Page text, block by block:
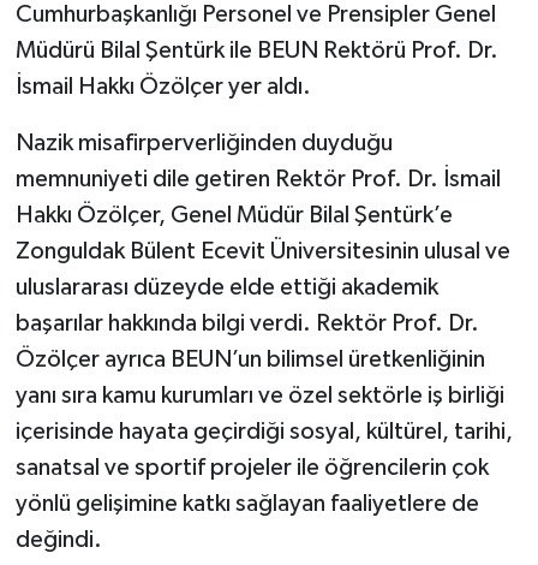
Cumhurbaşkanlığı Personel ve Prensipler Genel
Müdürü Bilal Şentürk ile BEUN Rektörü Prof. Dr.
İsmail Hakkı Özölçer yer aldı.
Nazik misafirperverliğinden duyduğu
memnuniyeti dile getiren Rektör Prof. Dr. İsmail
Hakkı Özölçer, Genel Müdür Bilal Şentürk’e
Zonguldak Bülent Ecevit Üniversitesinin ulusal ve
uluslararası düzeyde elde ettiği akademik
başarılar hakkında bilgi verdi. Rektör Prof. Dr.
Özölçer ayrıca BEUN’un bilimsel üretkenliğinin
yanı sıra kamu kurumları ve özel sektörle iş birliği
içerisinde hayata geçirdiği sosyal, kültürel, tarihi,
sanatsal ve sportif projeler ile öğrencilerin çok
yönlü gelişimine katkı sağlayan faaliyetlere de
değindi.
Kilimli
Kültür - Sanat
MAGAZİN
Politika
Röportaj
Sağlık